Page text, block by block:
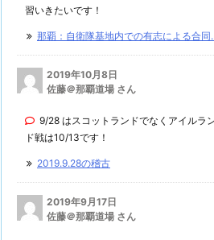
習いきたいです！
那覇：自衛隊基地内での有志による合同
2019年10月8日
佐藤＠那覇道場 さん
9/28 はスコットランドでなくアイルラ
ド戦は10/13です！
2019.9.28の稽古
2019年9月17日
佐藤＠那覇道場 さん